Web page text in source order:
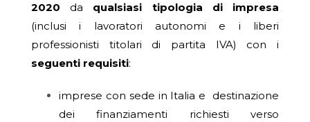
2020 da qualsiasi tipologia di impresa
(inclusi i lavoratori autonomi e i liberi
professionisti titolari di partita IVA) con i
seguenti requisiti:
imprese con sede in Italia e destinazione
dei finanziamenti richiesti verso